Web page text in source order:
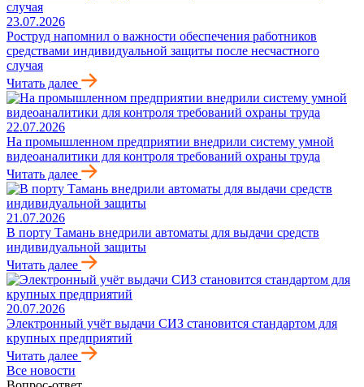
23.07.2026
Роструд напомнил о важности обеспечения работников
средствами индивидуальной защиты после несчастного
случая
Читать далее
22.07.2026
На промышленном предприятии внедрили систему умной
видеоаналитики для контроля требований охраны труда
Читать далее
21.07.2026
В порту Тамань внедрили автоматы для выдачи средств
индивидуальной защиты
Читать далее
20.07.2026
Электронный учёт выдачи СИЗ становится стандартом для
крупных предприятий
Читать далее
Все новости